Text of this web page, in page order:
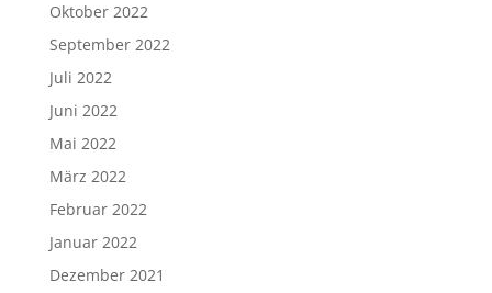
Oktober 2022
September 2022
Juli 2022
Juni 2022
Mai 2022
März 2022
Februar 2022
Januar 2022
Dezember 2021